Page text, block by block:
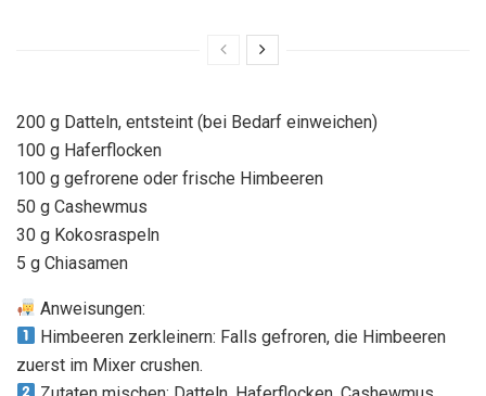
200 g Datteln, entsteint (bei Bedarf einweichen)
100 g Haferflocken
100 g gefrorene oder frische Himbeeren
50 g Cashewmus
30 g Kokosraspeln
5 g Chiasamen
Anweisungen:
Himbeeren zerkleinern: Falls gefroren, die Himbeeren
zuerst im Mixer crushen.